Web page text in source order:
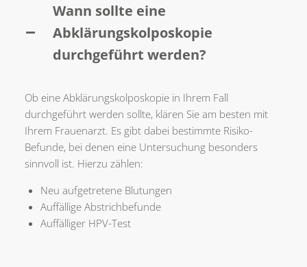
Wann sollte eine
Abklärungskolposkopie
durchgeführt werden?
Ob eine Abklärungskolposkopie in Ihrem Fall
durchgeführt werden sollte, klären Sie am besten mit
Ihrem Frauenarzt. Es gibt dabei bestimmte Risiko-
Befunde, bei denen eine Untersuchung besonders
sinnvoll ist. Hierzu zählen:
Neu aufgetretene Blutungen
Auffällige Abstrichbefunde
Auffälliger HPV-Test